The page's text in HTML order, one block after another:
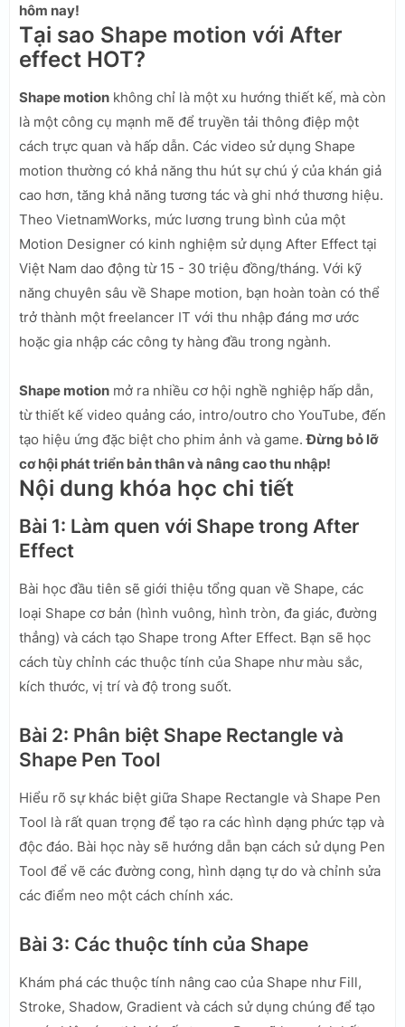
hôm nay!
Tại sao Shape motion với After
effect HOT?
Shape motion không chỉ là một xu hướng thiết kế, mà còn
là một công cụ mạnh mẽ để truyền tải thông điệp một
cách trực quan và hấp dẫn. Các video sử dụng Shape
motion thường có khả năng thu hút sự chú ý của khán giả
cao hơn, tăng khả năng tương tác và ghi nhớ thương hiệu.
Theo VietnamWorks, mức lương trung bình của một
Motion Designer có kinh nghiệm sử dụng After Effect tại
Việt Nam dao động từ 15 - 30 triệu đồng/tháng. Với kỹ
năng chuyên sâu về Shape motion, bạn hoàn toàn có thể
trở thành một freelancer IT với thu nhập đáng mơ ước
hoặc gia nhập các công ty hàng đầu trong ngành.
Shape motion mở ra nhiều cơ hội nghề nghiệp hấp dẫn,
từ thiết kế video quảng cáo, intro/outro cho YouTube, đến
tạo hiệu ứng đặc biệt cho phim ảnh và game.Đừng bỏ lỡ
cơ hội phát triển bản thân và nâng cao thu nhập!
Nội dung khóa học chi tiết
Bài 1: Làm quen với Shape trong After
Effect
Bài học đầu tiên sẽ giới thiệu tổng quan về Shape, các
loại Shape cơ bản (hình vuông, hình tròn, đa giác, đường
thẳng) và cách tạo Shape trong After Effect. Bạn sẽ học
cách tùy chỉnh các thuộc tính của Shape như màu sắc,
kích thước, vị trí và độ trong suốt.
Bài 2: Phân biệt Shape Rectangle và
Shape Pen Tool
Hiểu rõ sự khác biệt giữa Shape Rectangle và Shape Pen
Tool là rất quan trọng để tạo ra các hình dạng phức tạp và
độc đáo. Bài học này sẽ hướng dẫn bạn cách sử dụng Pen
Tool để vẽ các đường cong, hình dạng tự do và chỉnh sửa
các điểm neo một cách chính xác.
Bài 3: Các thuộc tính của Shape
Khám phá các thuộc tính nâng cao của Shape như Fill,
Stroke, Shadow, Gradient và cách sử dụng chúng để tạo